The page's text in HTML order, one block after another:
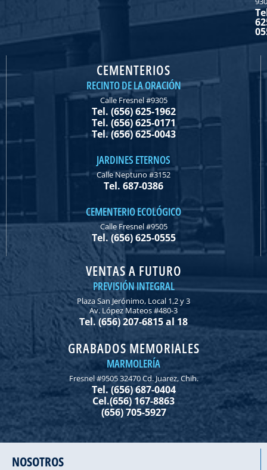
CEMENTERIOS
RECINTO DE LA ORACIÓN
Calle Fresnel #9305
Tel. (656) 625-1962
Tel. (656) 625-0171
Tel. (656) 625-0043
JARDINES ETERNOS
Calle Neptuno #3152
Tel. 687-0386
CEMENTERIO ECOLÓGICO
Calle Fresnel #9505
Tel. (656) 625-0555
VENTAS A FUTURO
PREVISIÓN INTEGRAL
Plaza San Jerónimo, Local 1,2 y 3
Av. López Mateos #480-3
Tel. (656) 207-6815 al 18
GRABADOS MEMORIALES
MARMOLERÍA
Fresnel #9505 32470 Cd. Juarez, Chih.
Tel. (656) 687-0404
Cel.(656) 167-8863
(656) 705-5927
NOSOTROS